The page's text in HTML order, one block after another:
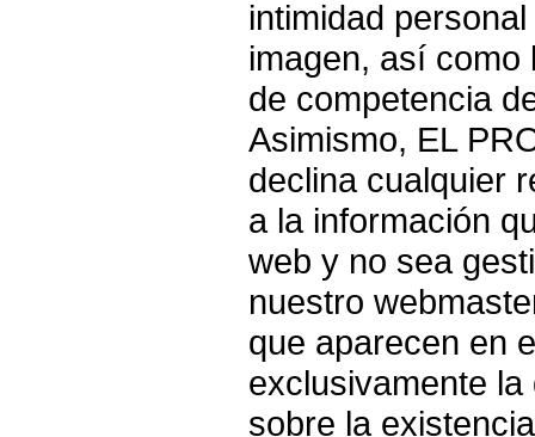
intimidad
imagen, así como
de competencia
Asimismo, EL
declina cualquier
a la información
web y no sea
nuestro
que aparecen en
exclusivamente
sobre la